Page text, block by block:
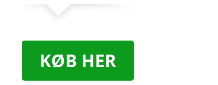
KØB HER